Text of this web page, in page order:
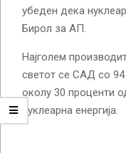
убеден дека
Бирол за АП.
Најголем
светот се САД со
околу 30 проценти
нуклеарна енергија.